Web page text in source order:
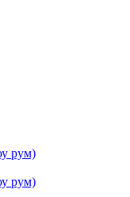
рум)
рум)